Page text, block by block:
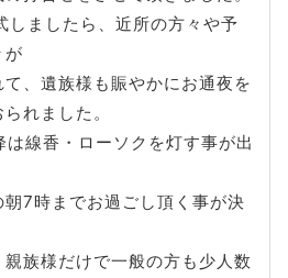
しましたら、近所の方々や予
が
、遺族様も賑やかにお通夜を
れました。
線香・ローソクを灯す事が出
7時までお過ごし頂く事が決
族様だけで一般の方も少人数